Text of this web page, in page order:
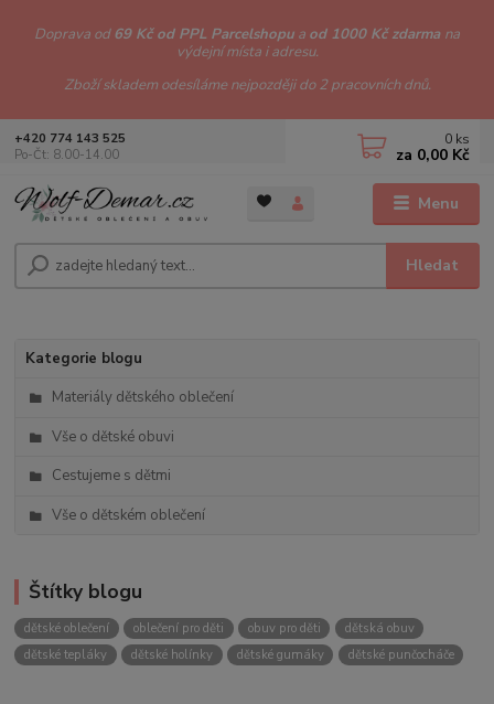
Doprava od69 Kč od PPL Parcelshopu a od 1000 Kč zdarma na
výdejní místa i adresu.
Zboží skladem odesíláme nejpozději do 2 pracovních dnů.
Menu
Hledat
+420 774 143 525
Po-Čt: 8.00-14.00
0 ks
za 0,00 Kč
Kategorie blogu
Materiály dětského oblečení
Vše o dětské obuvi
Cestujeme s dětmi
Vše o dětském oblečení
Štítky blogu
dětské oblečení oblečení pro děti obuv pro děti
dětská obuv
dětské tepláky
dětské holínky dětské gumáky dětské punčocháče